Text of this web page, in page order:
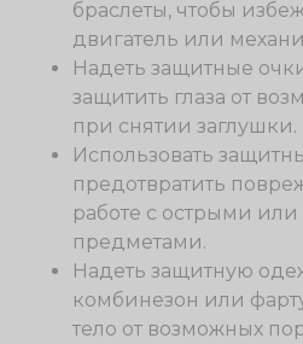
браслеты, чтобы
двигатель или
Надеть защитные
защитить глаза от
при снятии заглушки.
Использовать
предотвратить
работе с острыми
предметами.
Надеть защитную
комбинезон или
тело от возможных